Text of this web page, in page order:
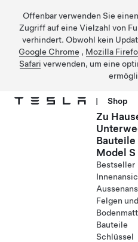
Offenbar verwenden Sie
Zugriff auf eine Vielzahl von
verhindert. Obwohl kein
Google Chrome , Mozilla
Safari verwenden, um eine
| Shop
Zu
Bauteile
Model S
Bestseller
Felgen
Bauteile
Schlüssel